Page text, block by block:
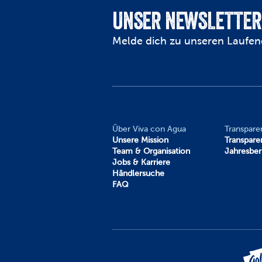
UNSER NEWSLETTER
Melde dich zu unseren
Über Viva con Agua
Unsere Mission
Team & Organisation
Jobs & Karriere
Händlersuche
FAQ